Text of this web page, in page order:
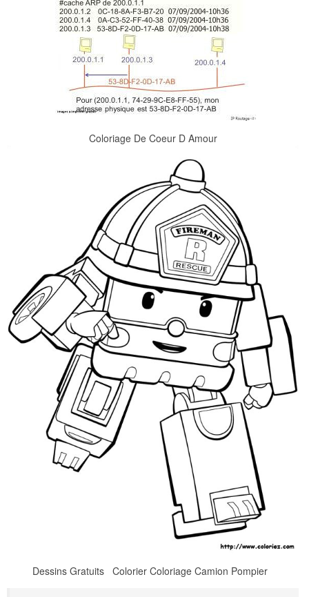
Coloriage De Coeur D Amour
Dessins Gratuits Colorier Coloriage Camion Pompier